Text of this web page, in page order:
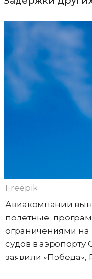
Freepik
Авиакомпании
полетные
ограничениями на
судов в аэропорту
заявили «Победа»,